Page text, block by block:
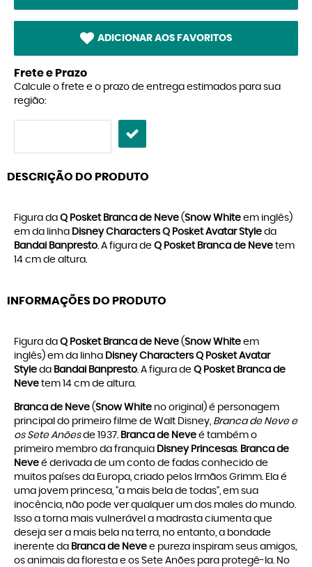
ADICIONAR AOS FAVORITOS
Frete e Prazo
Calcule o frete e o prazo de entrega estimados para sua
região:
DESCRIÇÃO DO PRODUTO
Figura da Q Posket Branca de Neve (Snow White em inglês)
em da linha Disney Characters Q Posket Avatar Style da
Bandai Banpresto. A figura de Q Posket Branca de Neve tem
14 cm de altura.
INFORMAÇÕES DO PRODUTO
Figura da Q Posket Branca de Neve (Snow White em
inglês) em da linha Disney Characters Q Posket Avatar
Style da Bandai Banpresto. A figura de Q Posket Branca de
Neve tem 14 cm de altura.
Branca de Neve (Snow White no original) é personagem
principal do primeiro filme de Walt Disney, Branca de Neve e
os Sete Anõesde 1937. Branca de Neve é também o
primeiro membro da franquia Disney Princesas. Branca de
Neve é derivada de um conto de fadas conhecido de
muitos países da Europa, criado pelos Irmãos Grimm. Ela é
uma jovem princesa, "a mais bela de todas", em sua
inocência, não pode ver qualquer um dos males do mundo.
Isso a torna mais vulnerável a madrasta ciumenta que
deseja ser a mais bela na terra, no entanto, a bondade
inerente da Branca de Neve e pureza inspiram seus amigos,
os animais da floresta e os Sete Anões para protegê-la. No